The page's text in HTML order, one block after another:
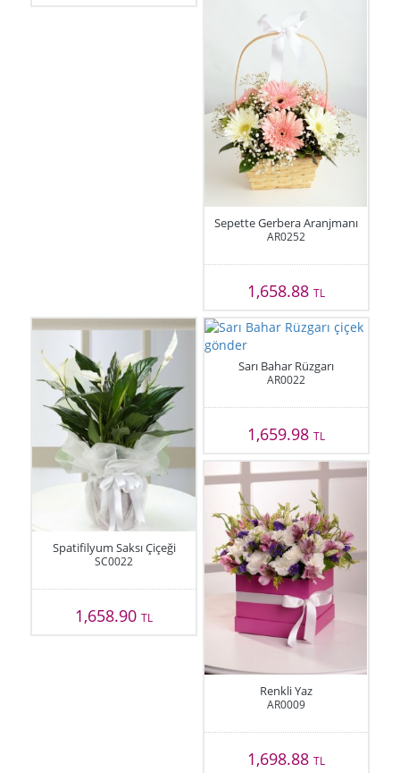
Sepette Gerbera Aranjmanı
AR0252
1,658.88 TL
Spatifilyum Saksı Çiçeği
SC0022
1,658.90TL
Sarı Bahar Rüzgarı
AR0022
1,659.98 TL
Renkli Yaz
AR0009
1,698.88 TL